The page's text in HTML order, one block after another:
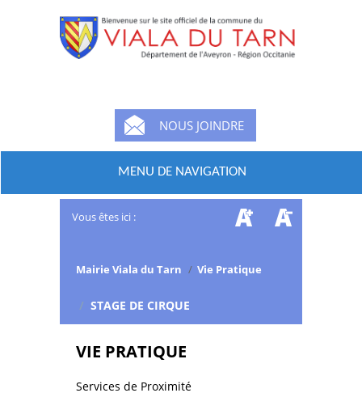
NOUS JOINDRE
MENU DE NAVIGATION
Vous êtes ici :
Mairie Viala du Tarn / Vie Pratique
/ STAGE DE CIRQUE
VIE PRATIQUE
Services de Proximité